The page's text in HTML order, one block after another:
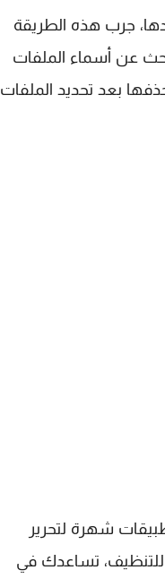
جرب هذه الطريقة
عن أسماء الملفات
حذفها بعد تحديد الملفات
شهرة لتحرير
للتنظيف، تساعدك في